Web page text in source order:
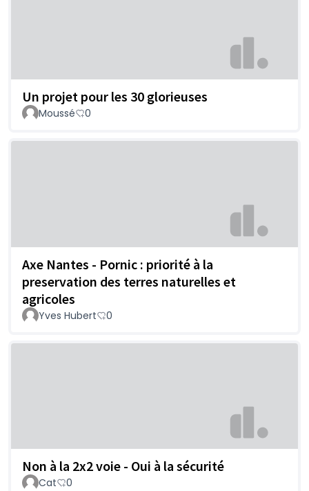
Un projet pour les 30 glorieuses
Moussé 0
Axe Nantes - Pornic : priorité à la
preservation des terres naturelles et
agricoles
Yves Hubert 0
Non à la 2x2 voie - Oui à la sécurité
Cat 0